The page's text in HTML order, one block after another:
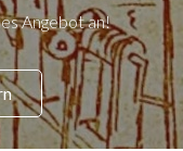
Angebot an!